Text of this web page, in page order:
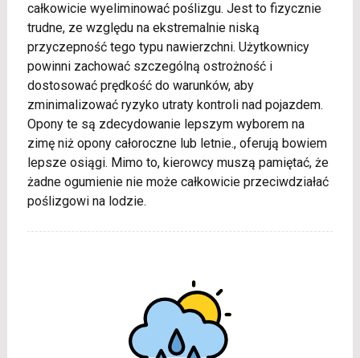
całkowicie wyeliminować poślizgu. Jest to fizycznie
trudne, ze względu na ekstremalnie niską
przyczepność tego typu nawierzchni. Użytkownicy
powinni zachować szczególną ostrożność i
dostosować prędkość do warunków, aby
zminimalizować ryzyko utraty kontroli nad pojazdem.
Opony te są zdecydowanie lepszym wyborem na
zimę niż opony całoroczne lub letnie., oferują bowiem
lepsze osiągi. Mimo to, kierowcy muszą pamiętać, że
żadne ogumienie nie może całkowicie przeciwdziałać
poślizgowi na lodzie.